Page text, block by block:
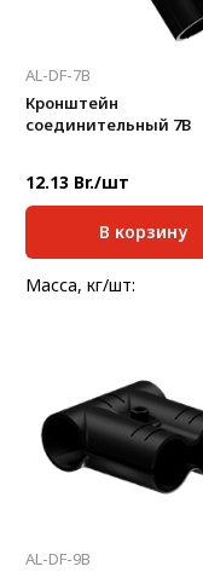
AL-DF-7B
Кронштейн
соединительный 7В
12.13 Br./шт
В корзину
Масса, кг/шт:
AL-DF-9B